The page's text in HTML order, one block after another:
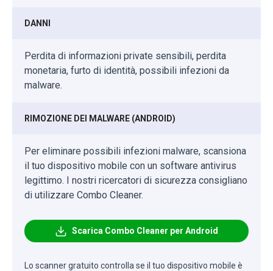
DANNI
Perdita di informazioni private sensibili, perdita
monetaria, furto di identità, possibili infezioni da
malware.
RIMOZIONE DEI MALWARE (ANDROID)
Per eliminare possibili infezioni malware, scansiona
il tuo dispositivo mobile con un software antivirus
legittimo. I nostri ricercatori di sicurezza consigliano
di utilizzare Combo Cleaner.
Scarica Combo Cleaner per Android
Lo scanner gratuito controlla se il tuo dispositivo mobile è